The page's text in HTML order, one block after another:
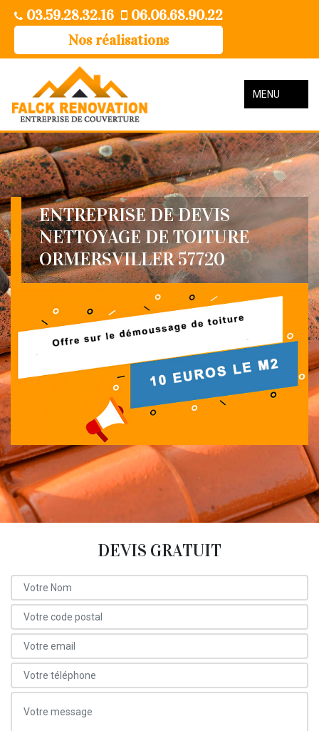
03.59.28.32.16
06.06.68.90.22
Nos réalisations
MENU
ENTREPRISE DE DEVIS
NETTOYAGE DE TOITURE
ORMERSVILLER 57720
DEVIS GRATUIT